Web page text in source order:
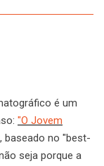
é um
"O Jovem
baseado no "best-
seja porque a